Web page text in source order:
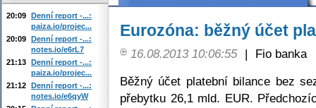
Eurozóna: běžný účet
16.08.2013 10:06:55 |
Fio banka
Běžný účet platební bilance bez
přebytku 26,1 mld. EUR.
20:09 Denní report -...:
paiza.io/projec...
20:09 Denní report -...:
notes.io/e6rL7
21:13 Denní report -...:
paiza.io/projec...
21:12 Denní report -...:
notes.io/e6qyW